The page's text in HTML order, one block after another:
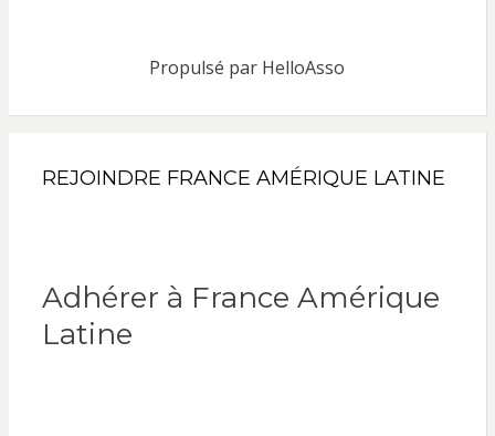
Propulsé par HelloAsso
REJOINDRE FRANCE AMÉRIQUE LATINE
Adhérer à France Amérique
Latine